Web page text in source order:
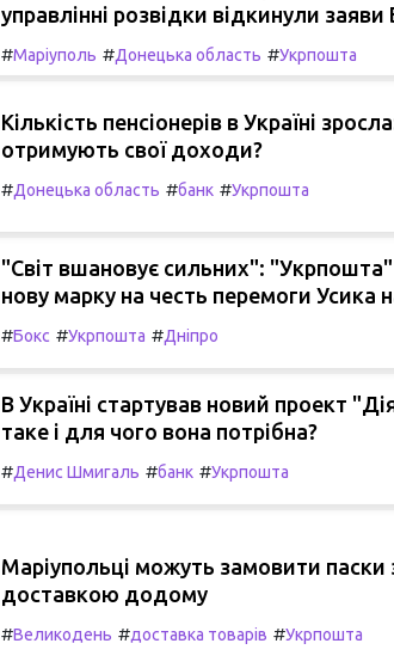
управлінні розвідки відкинули
#Маріуполь #Донецька область #Укрпошта
Кількість пенсіонерів в Україні
отримують свої доходи?
#Донецька область #банк #Укрпошта
"Світ вшановує сильних": "Укрпошта"
нову марку на честь перемоги
#Бокс #Укрпошта #Дніпро
В Україні стартував новий проект
таке і для чого вона потрібна?
#Денис Шмигаль #банк #Укрпошта
Маріупольці можуть замовити
доставкою додому
#Великодень #доставка товарів #Укрпошта